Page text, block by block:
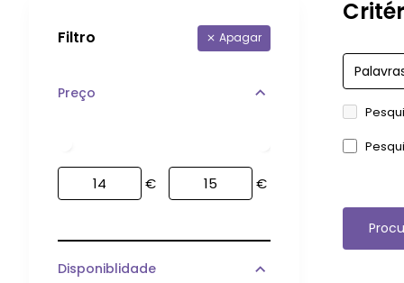
Filtro Apagar
Preço
€ €
Disponiblidade